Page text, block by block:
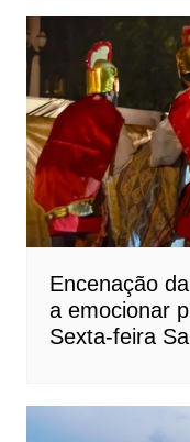
Encenação
a emocionar
Sexta-feira